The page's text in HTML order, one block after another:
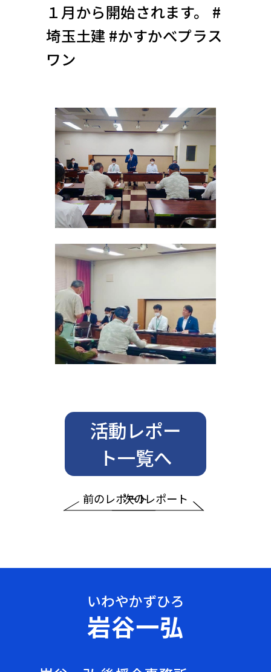
１月から開始されます。 #
埼玉土建 #かすかべプラス
ワン
前のレポート
活動レポー
ト一覧へ
次のレポート
岩谷一弘